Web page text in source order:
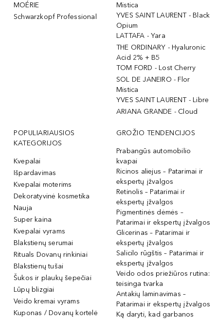
MOÉRIE
Schwarzkopf Professional
Mistica
YVES SAINT LAURENT - Black
Opium
LATTAFA - Yara
THE ORDINARY - Hyaluronic
Acid 2% + B5
TOM FORD - Lost Cherry
SOL DE JANEIRO - Flor
Mistica
YVES SAINT LAURENT - Libre
ARIANA GRANDE - Cloud
POPULIARIAUSIOS
KATEGORIJOS
Kvepalai
Išpardavimas
Kvepalai moterims
Dekoratyvinė kosmetika
Nauja
Super kaina
Kvepalai vyrams
Blakstienų serumai
Rituals Dovanų rinkiniai
Blakstienų tušai
Šukos ir plaukų šepečiai
Lūpų blizgiai
Veido kremai vyrams
Kuponas / Dovanų kortelė
GROŽIO TENDENCIJOS
Prabangūs automobilio
kvapai
Ricinos aliejus – Patarimai ir
ekspertų įžvalgos
Retinolis – Patarimai ir
ekspertų įžvalgos
Pigmentinės dėmės –
Patarimai ir ekspertų įžvalgos
Glicerinas – Patarimai ir
ekspertų įžvalgos
Salicilo rūgštis – Patarimai ir
ekspertų įžvalgos
Veido odos priežiūros rutina:
teisinga tvarka
Antakių laminavimas –
Patarimai ir ekspertų įžvalgos
Ką daryti, kad garbanos